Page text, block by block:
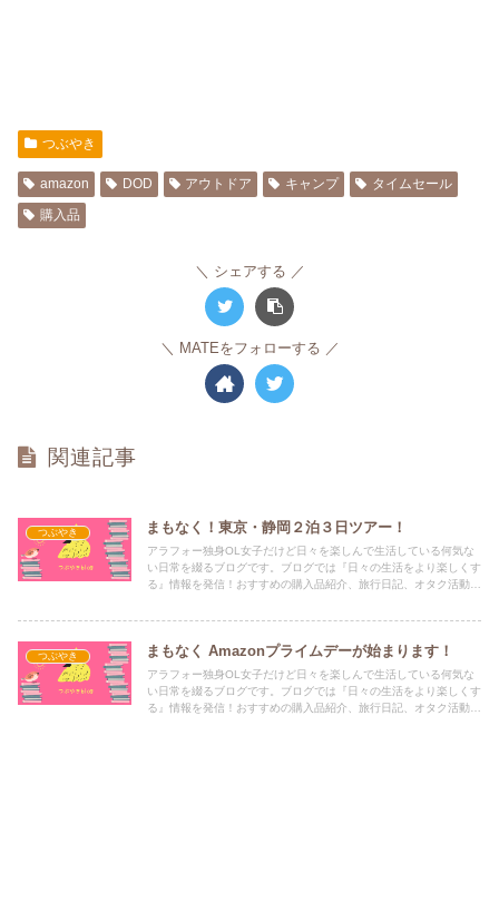
つぶやき
amazon DOD アウトドア キャンプ
タイムセール
購入品
シェアする
MATEをフォローする
関連記事
つぶやき まもなく！東京・静岡２泊３日ツアー！
アラフォー独身OL女子だけど日々を楽しんで生活している何気な
い日常を綴るブログです。ブログでは『日々の生活をより楽しくす
る』情報を発信！おすすめの購入品紹介、旅行日記、オタク活動、
つぶやき まもなく Amazonプライムデーが始まります！
アラフォー独身OL女子だけど日々を楽しんで生活している何気な
い日常を綴るブログです。ブログでは『日々の生活をより楽しくす
る』情報を発信！おすすめの購入品紹介、旅行日記、オタク活動、